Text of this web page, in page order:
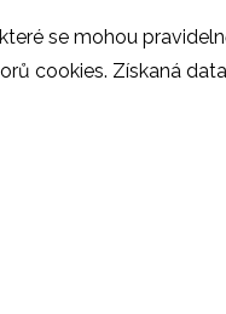
se mohou
cookies. Získaná